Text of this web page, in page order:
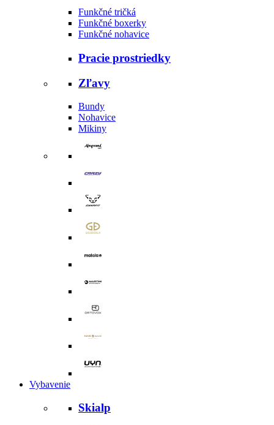
Funkčné tričká
Funkčné boxerky
Funkčné nohavice
Pracie prostriedky
Zľavy
Bundy
Nohavice
Mikiny
Vybavenie
Skialp